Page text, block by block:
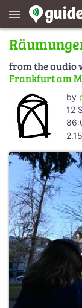
menu
from the audio
Frankfurt am
by
12